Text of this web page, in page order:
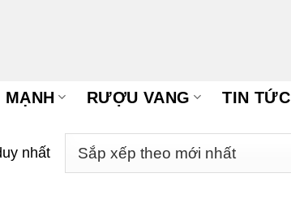
MẠNH RƯỢU VANG TIN TỨC
nhất